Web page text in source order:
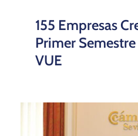
155 Empresas
Primer Semestre
VUE